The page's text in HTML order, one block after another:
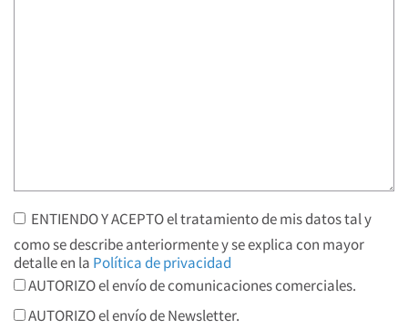
ENTIENDO Y ACEPTO el tratamiento de mis datos tal y
como se describe anteriormente y se explica con mayor
detalle en la Política de privacidad
AUTORIZO el envío de comunicaciones comerciales.
AUTORIZO el envío de Newsletter.